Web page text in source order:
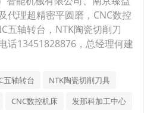
代理超精密平圆磨，CNC数控
五轴转台，NTK陶瓷切削刀
话13451828876，总经理何建
五轴转台
NTK陶瓷切削刀具
CNC数控机床 发那科加工中心